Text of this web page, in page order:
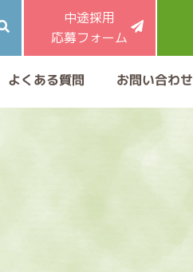
中途採用
応募フォーム
よくある質問 お問い合わせ